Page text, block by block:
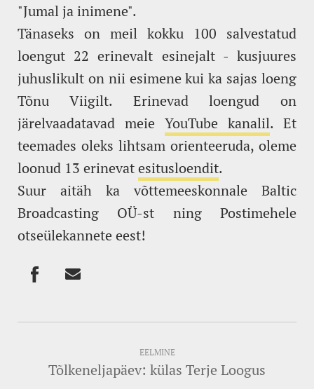
"Jumal ja inimene".
Tänaseks on meil kokku 100 salvestatud
loengut 22 erinevalt esinejalt - kusjuures
juhuslikult on nii esimene kui ka sajas loeng
Tõnu Viigilt. Erinevad loengud on
järelvaadatavad meie YouTube kanalil. Et
teemades oleks lihtsam orienteeruda, oleme
loonud 13 erinevatesitusloendit.
Suur aitäh ka võttemeeskonnale Baltic
Broadcasting OÜ-st ning Postimehele
otseülekannete eest!
EELMINE
Tõlkeneljapäev: külas Terje Loogus